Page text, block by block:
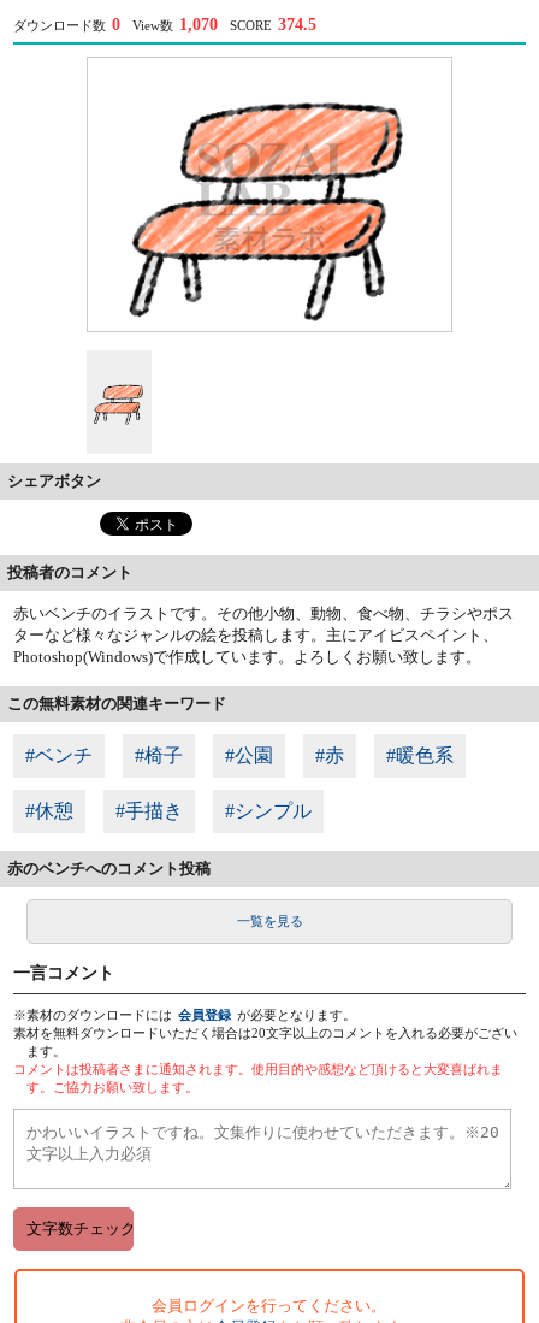
ダウンロード数 0 View数 1,070 SCORE 374.5
シェアボタン
投稿者のコメント
赤いベンチのイラストです。その他小物、動物、食べ物、チラシやポス
ターなど様々なジャンルの絵を投稿します。主にアイビスペイント、
Photoshop(Windows)で作成しています。よろしくお願い致します。
この無料素材の関連キーワード
#ベンチ #椅子 #公園 #赤 #暖色系
#休憩 #手描き #シンプル
赤のベンチへのコメント投稿
一覧を見る
一言コメント
※素材のダウンロードには 会員登録 が必要となります。
素材を無料ダウンロードいただく場合は20文字以上のコメントを入れる必要がござい
ます。
コメントは投稿者さまに通知されます。使用目的や感想など頂けると大変喜ばれま
す。ご協力お願い致します。
会員ログインを行ってください。